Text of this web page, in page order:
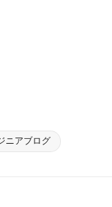
ニアブログ